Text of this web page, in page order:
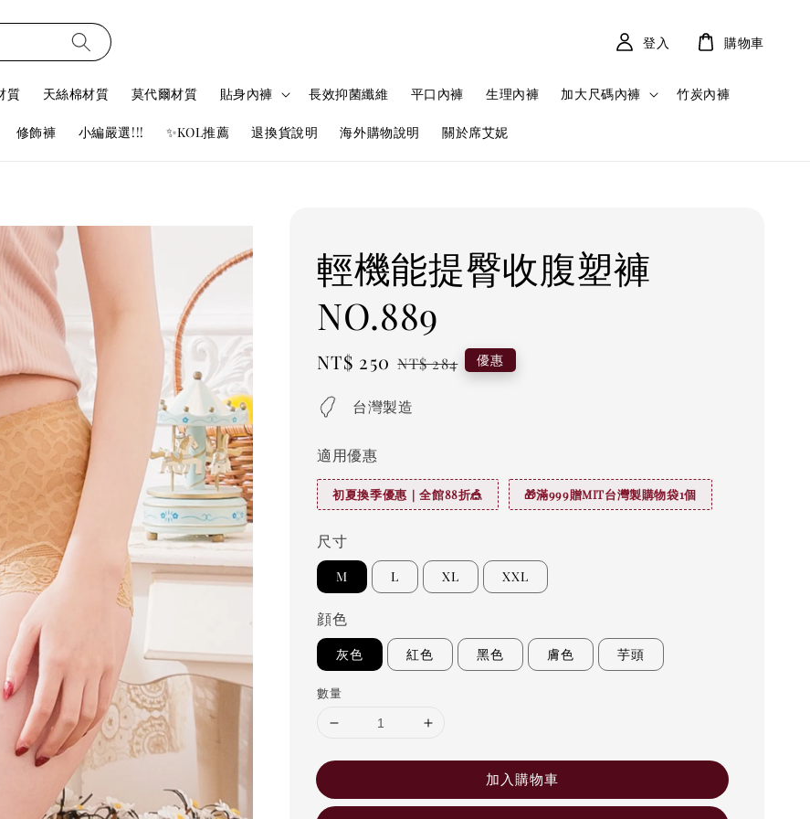
質 天絲棉材質 莫代爾材質 貼身內褲 長效抑菌纖維 平口內褲 生理內褲 加大尺碼內褲 竹炭內褲
修飾褲 小編嚴選!!! ✨KOL推薦 退換貨說明 海外購物說明 關於席艾妮
登入 購物車
輕機能提臀收腹塑褲
NO.889
Sale
NT$ 250 Regular
NT$ 284 優惠
台灣製造
適用優惠
初夏換季優惠｜全館88折🎪 🎁滿999贈MIT台灣製購物袋1個
尺寸
M L XL XXL
顔色
灰色 紅色 黑色 膚色 芋頭
數量
加入購物車